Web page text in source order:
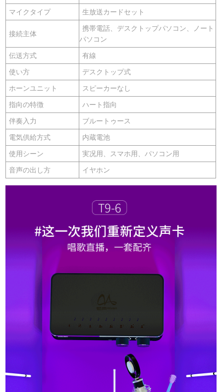
マイクタイプ 生放送カードセット
接続主体
携帯電話、デスクトップパソコン、ノート
パソコン
伝送方式 有線
使い方 デスクトップ式
ホーンユニット スピーカーなし
指向の特徴 ハート指向
伴奏入力 ブルートゥース
電気供給方式 内蔵電池
使用シーン 実况用、スマホ用、パソコン用
音声の出し方 イヤホン